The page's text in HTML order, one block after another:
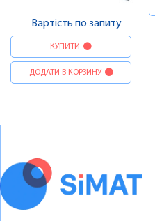
Вартість по запиту
КУПИТИ
ДОДАТИ В КОРЗИНУ